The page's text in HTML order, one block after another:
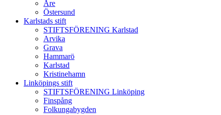
Åre
Östersund
Karlstads stift
STIFTSFÖRENING Karlstad
Arvika
Grava
Hammarö
Karlstad
Kristinehamn
Linköpings stift
STIFTSFÖRENING Linköping
Finspång
Folkungabygden